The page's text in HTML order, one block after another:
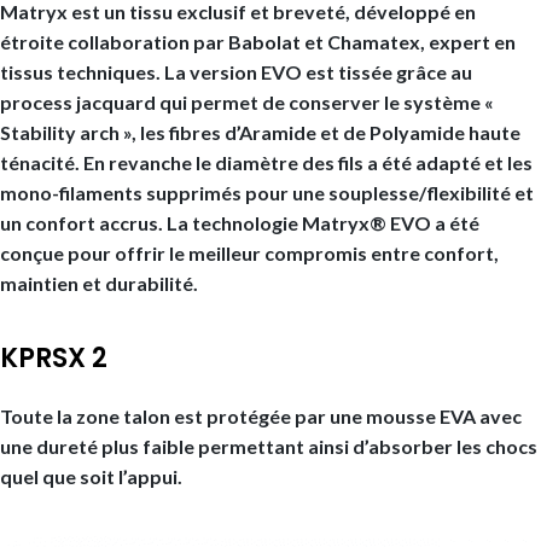
Matryx est un tissu exclusif et breveté, développé en
étroite collaboration par Babolat et Chamatex, expert en
tissus techniques. La version EVO est tissée grâce au
process jacquard qui permet de conserver le système «
Stability arch », les fibres d’Aramide et de Polyamide haute
ténacité. En revanche le diamètre des fils a été adapté et les
mono-filaments supprimés pour une souplesse/flexibilité et
un confort accrus. La technologie Matryx® EVO a été
conçue pour offrir le meilleur compromis entre confort,
maintien et durabilité.
KPRSX 2
Toute la zone talon est protégée par une mousse EVA avec
une dureté plus faible permettant ainsi d’absorber les chocs
quel que soit l’appui.